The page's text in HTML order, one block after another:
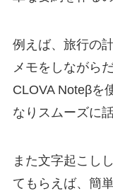
例えば、旅行の
メモをしながら
CLOVA Noteβを
なりスムーズに
また文字起こし
てもらえば、簡